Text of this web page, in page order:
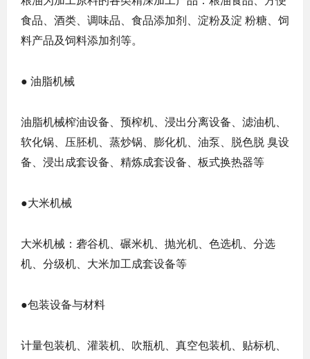
食品、酒类、调味品、食品添加剂、淀粉及淀 粉糖、饲
料产品及饲料添加剂等。
● 油脂机械
油脂机械榨油设备、预榨机、浸出分离设备、滤油机、
软化锅、压胚机、蒸炒锅、膨化机、油泵、脱色脱 臭设
备、浸出成套设备、精炼成套设备、板式换热器等
●大米机械
大米机械：砻谷机、碾米机、抛光机、色选机、分选
机、分级机、大米加工成套设备等
●包装设备与材料
计量包装机、灌装机、吹瓶机、真空包装机、贴标机、